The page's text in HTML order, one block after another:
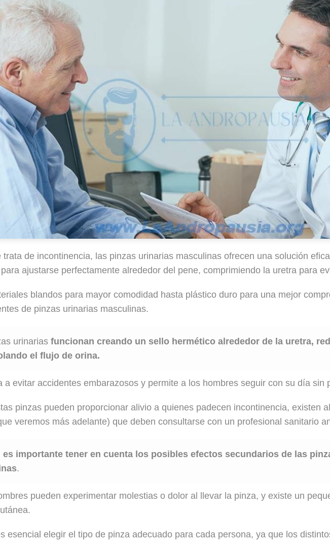
trata de incontinencia, las pinzas urinarias masculinas ofrecen una solución
ajustarse perfectamente alrededor del pene, comprimiendo la uretra para
blandos para mayor comodidad hasta plástico duro para una mejor
de pinzas urinarias masculinas.
urinarias funcionan creando un sello hermético alrededor de la uretra,
el flujo de orina.
a evitar accidentes embarazosos y permite a los hombres seguir con su día sin
pinzas pueden proporcionar alivio a quienes padecen incontinencia, existen
veremos más adelante) que deben consultarse con un profesional sanitario
es importante tener en cuenta los posibles efectos secundarios de las
.
pueden experimentar molestias o dolor al llevar la pinza, y existe un
esencial elegir el tipo de pinza adecuado para cada persona, ya que los